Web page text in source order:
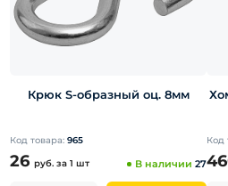
Крюк S-образный оц. 8мм
Код товара: 965
26 руб. за 1 шт В наличии 27
Код